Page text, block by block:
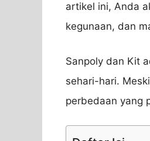
artikel ini, Anda
kegunaan, dan
Sanpoly dan Kit
sehari-hari.
perbedaan yang